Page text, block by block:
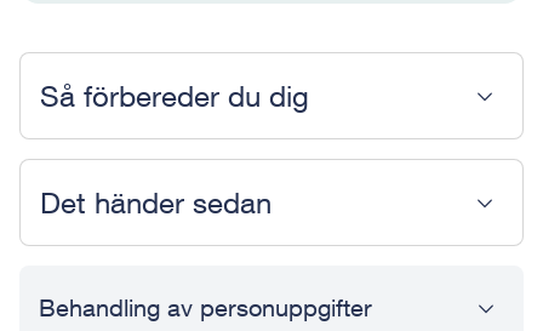
Så förbereder du dig
Det händer sedan
Behandling av personuppgifter